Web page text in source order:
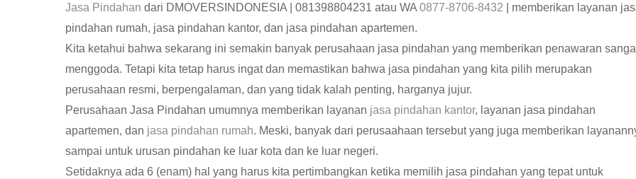
Jasa Pindahan dari DMOVERSINDONESIA | 081398804231 atau WA 0877-8706-8432 | memberikan layanan
pindahan rumah, jasa pindahan kantor, dan jasa pindahan apartemen.
Kita ketahui bahwa sekarang ini semakin banyak perusahaan jasa pindahan yang memberikan penawaran
menggoda. Tetapi kita tetap harus ingat dan memastikan bahwa jasa pindahan yang kita pilih merupakan
perusahaan resmi, berpengalaman, dan yang tidak kalah penting, harganya jujur.
Perusahaan Jasa Pindahan umumnya memberikan layanan jasa pindahan kantor, layanan jasa pindahan
apartemen, dan jasa pindahan rumah. Meski, banyak dari perusaahaan tersebut yang juga memberikan
sampai untuk urusan pindahan ke luar kota dan ke luar negeri.
Setidaknya ada 6 (enam) hal yang harus kita pertimbangkan ketika memilih jasa pindahan yang tepat untuk